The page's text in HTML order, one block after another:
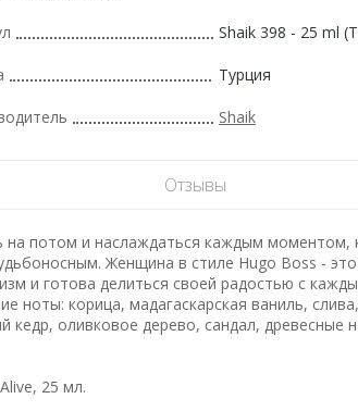
Shaik 398 - 25 ml
Турция
Shaik
Отзывы
на потом и наслаждаться каждым моментом,
Женщина в стиле Hugo Boss - это
и готова делиться своей радостью с
ноты: корица, мадагаскарская ваниль,
оливковое дерево, сандал, древесные
25 мл.